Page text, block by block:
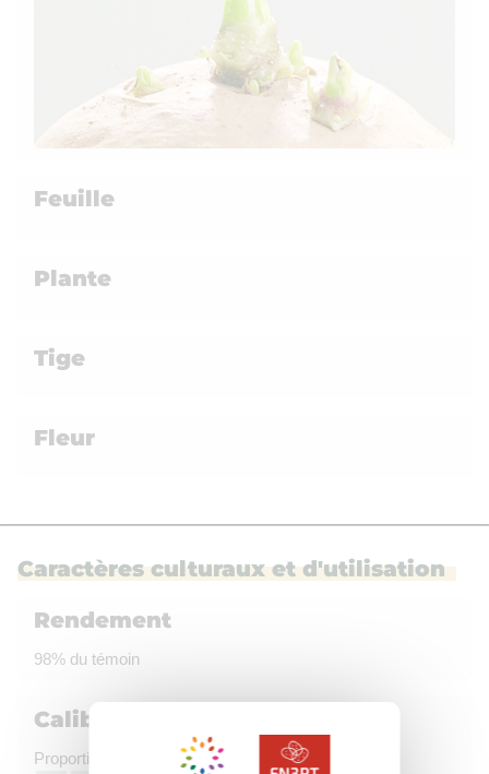
Feuille
Plante
Tige
Fleur
Caractères culturaux et d'utilisation
Rendement
98% du témoin
Calibrage
Proportion de gros tubercules